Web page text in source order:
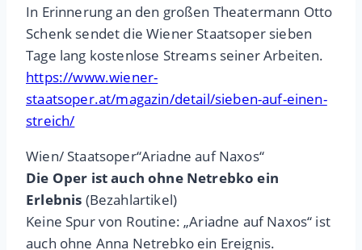
In Erinnerung an den großen Theatermann Otto
Schenk sendet die Wiener Staatsoper sieben
Tage lang kostenlose Streams seiner Arbeiten.
https://www.wiener-
staatsoper.at/magazin/detail/sieben-auf-einen-
streich/
Wien/ Staatsoper“Ariadne auf Naxos“
Die Oper ist auch ohne Netrebko ein
Erlebnis (Bezahlartikel)
Keine Spur von Routine: „Ariadne auf Naxos“ ist
auch ohne Anna Netrebko ein Ereignis.